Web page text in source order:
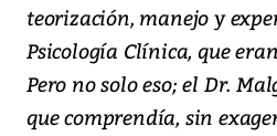
teorización, manejo y
Psicología Clínica, que
Pero no solo eso; el Dr.
que comprendía, sin